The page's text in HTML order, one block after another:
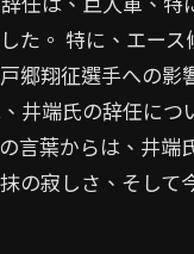
た。 特に、エース
郷翔征選手への影
井端氏の辞任につ
言葉からは、井端
の寂しさ、そして